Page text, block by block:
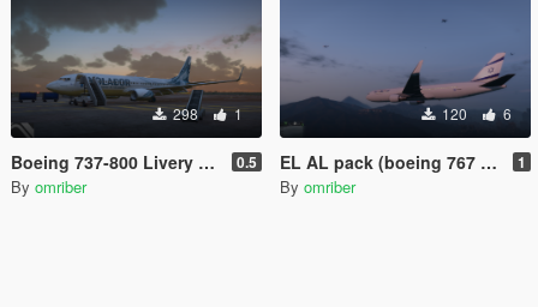
298 1
Boeing 737-800 Livery pack 0.5
By omriber
120 6
EL AL pack (boeing 767 boeing 7478F stairstruck and other ground vehicels ) 1
By omriber